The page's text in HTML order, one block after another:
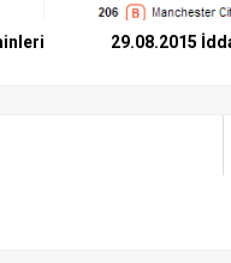
29.08.2015